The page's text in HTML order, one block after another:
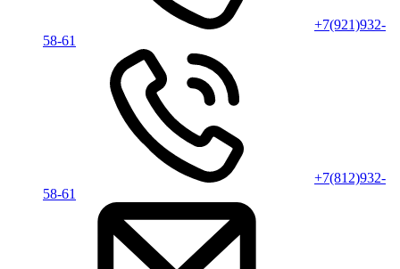
+7(921)932-
58-61
+7(812)932-
58-61